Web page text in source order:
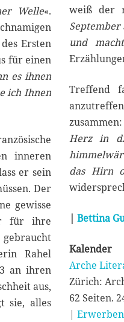
Welle«.
Ersten
für einen
es ihnen
ich Ihnen
inneren
er sein
Der
gewisse
für ihre
Rahel
an ihren
aus,
sie, alles
weiß der
September
und
Treffend
zusammen:
Herz in
das Hirn
| Bettina
Kalender
Arche
Zürich:
62 Seiten.
|